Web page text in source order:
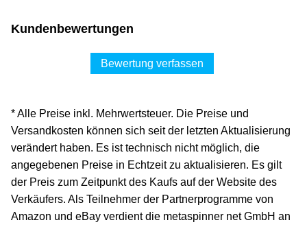
Kundenbewertungen
Bewertung verfassen
* Alle Preise inkl. Mehrwertsteuer. Die Preise und
Versandkosten können sich seit der letzten Aktualisierung
verändert haben. Es ist technisch nicht möglich, die
angegebenen Preise in Echtzeit zu aktualisieren. Es gilt
der Preis zum Zeitpunkt des Kaufs auf der Website des
Verkäufers. Als Teilnehmer der Partnerprogramme von
Amazon und eBay verdient die metaspinner net GmbH an